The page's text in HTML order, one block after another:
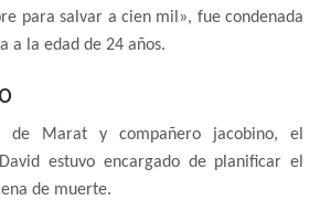
para salvar a cien mil», fue condenada
a la edad de 24 años.
de Marat y compañero jacobino, el
estuvo encargado de planificar el
de muerte.